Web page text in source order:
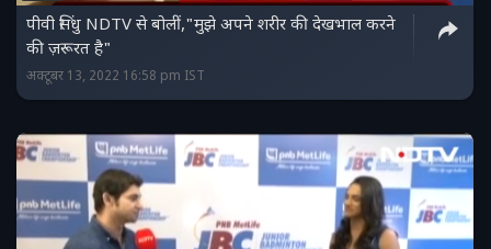
पीवी सिंधु NDTV से बोलीं,"मुझे अपने शरीर की देखभाल करने
की ज़रूरत है"
अक्टूबर 13, 2022 16:58 pm IST